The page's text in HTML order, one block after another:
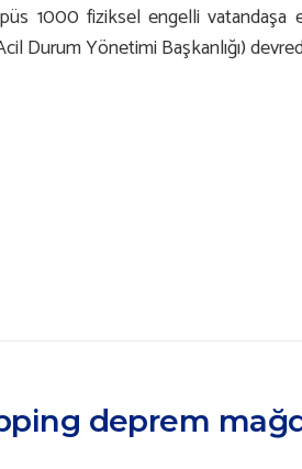
1000 fiziksel engelli vatandaşa
Durum Yönetimi Başkanlığı)
deprem